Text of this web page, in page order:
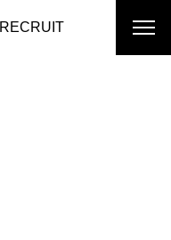
RECRUIT